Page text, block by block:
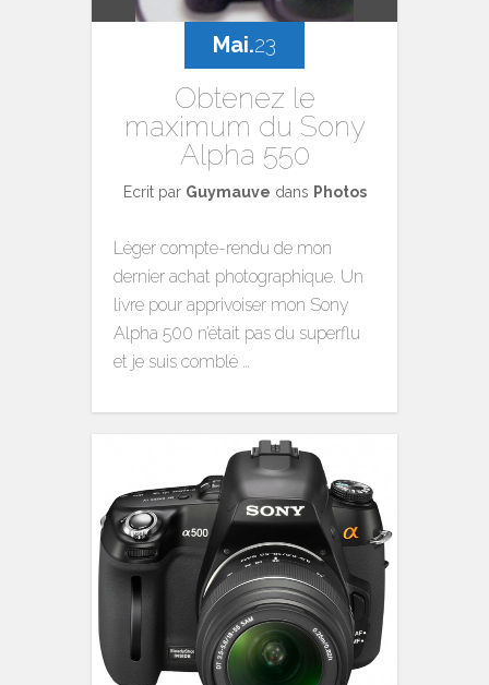
Mai.23
Obtenez le
maximum du Sony
Alpha 550
Ecrit par Guymauve dans Photos
Léger compte-rendu de mon
dernier achat photographique. Un
livre pour apprivoiser mon Sony
Alpha 500 n’était pas du superflu
et je suis comblé …